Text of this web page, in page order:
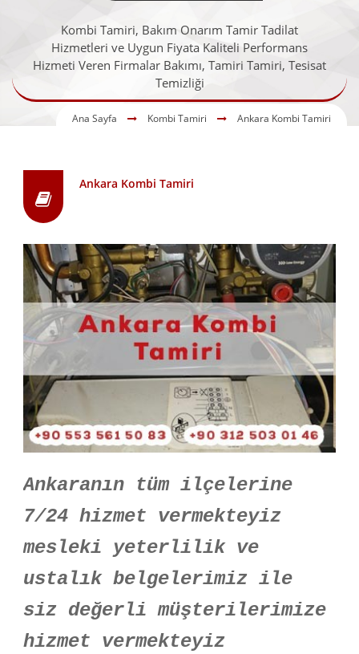
Kombi Tamiri, Bakım Onarım Tamir Tadilat
Hizmetleri ve Uygun Fiyata Kaliteli Performans
Hizmeti Veren Firmalar Bakımı, Tamiri Tamiri, Tesisat
Temizliği
Ana Sayfa Kombi Tamiri Ankara Kombi Tamiri
Ankara Kombi Tamiri
Ankaranın tüm ilçelerine
7/24 hizmet vermekteyiz
mesleki yeterlilik ve
ustalık belgelerimiz ile
siz değerli müşterilerimize
hizmet vermekteyiz